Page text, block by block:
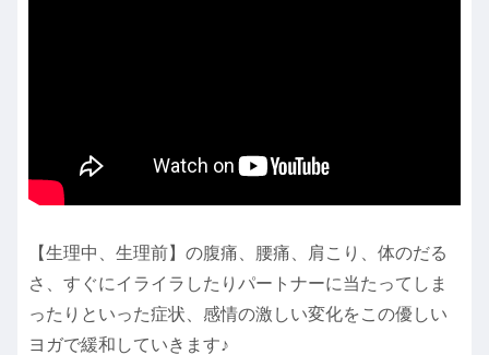
【生理中、生理前】の腹痛、腰痛、肩こり、体のだる
さ、すぐにイライラしたりパートナーに当たってしま
ったりといった症状、感情の激しい変化をこの優しい
ヨガで緩和していきます♪